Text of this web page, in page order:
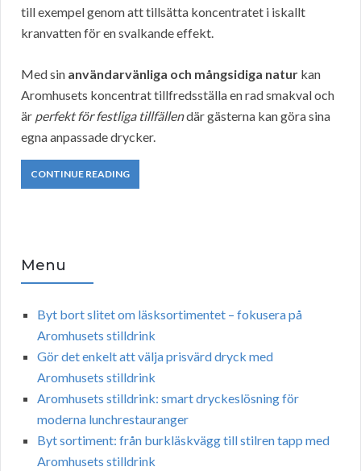
till exempel genom att tillsätta koncentratet i iskallt
kranvatten för en svalkande effekt.
Med sin användarvänliga och mångsidiga natur kan
Aromhusets koncentrat tillfredsställa en rad smakval och
är perfekt för festliga tillfällendär gästerna kan göra sina
egna anpassade drycker.
CONTINUE READING
Menu
Byt bort slitet om läsksortimentet – fokusera på
Aromhusets stilldrink
Gör det enkelt att välja prisvärd dryck med
Aromhusets stilldrink
Aromhusets stilldrink: smart dryckeslösning för
moderna lunchrestauranger
Byt sortiment: från burkläskvägg till stilren tapp med
Aromhusets stilldrink